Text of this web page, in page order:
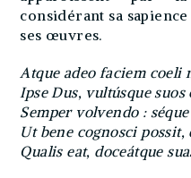
considérant sa
ses œuvres.
Atque adeo faciem
Ipse Dus, vultúsque
Semper volvendo :
Ut bene cognosci
Qualis eat, doceátque